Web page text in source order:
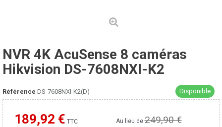
NVR 4K AcuSense 8 caméras
Hikvision DS-7608NXI-K2
Référence DS-7608NXI-K2(D) Disponible
189,92 € TTC
Moins cher ailleurs ? Au lieu de249,90 €